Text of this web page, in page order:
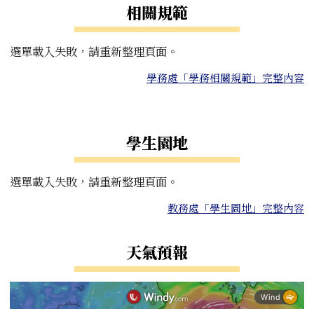
相關規範
選單載入失敗，請重新整理頁面。
學務處「學務相關規範」完整內容
學生園地
選單載入失敗，請重新整理頁面。
教務處「學生園地」完整內容
天氣預報